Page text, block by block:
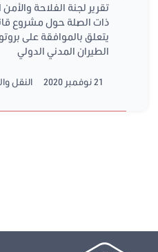
تقرير لجنة الفلاحة
يتعلق بالموافقة على
الطيران المدني الدولي
21 نوفمبر 2020 النقل